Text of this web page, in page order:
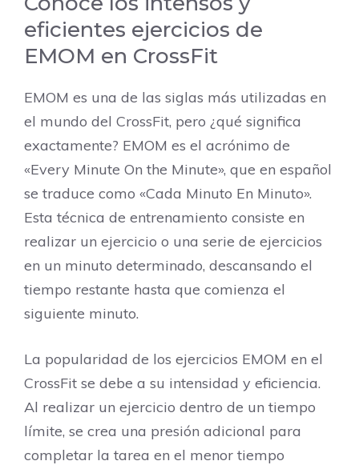
eficientes ejercicios de
EMOM en CrossFit
EMOM es una de las siglas más utilizadas en
el mundo del CrossFit, pero ¿qué significa
exactamente? EMOM es el acrónimo de
«Every Minute On the Minute», que en español
se traduce como «Cada Minuto En Minuto».
Esta técnica de entrenamiento consiste en
realizar un ejercicio o una serie de ejercicios
en un minuto determinado, descansando el
tiempo restante hasta que comienza el
siguiente minuto.
La popularidad de los ejercicios EMOM en el
CrossFit se debe a su intensidad y eficiencia.
Al realizar un ejercicio dentro de un tiempo
límite, se crea una presión adicional para
completar la tarea en el menor tiempo